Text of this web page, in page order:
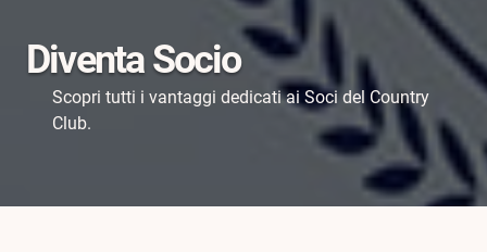
Diventa Socio
Scopri tutti i vantaggi dedicati ai Soci del Country
Club.